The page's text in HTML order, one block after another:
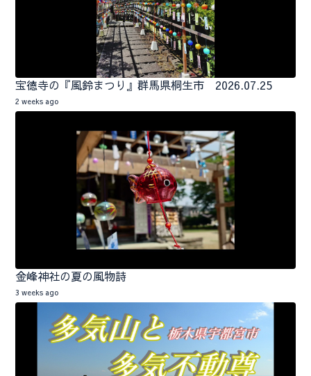
宝徳寺の『風鈴まつり』群馬県桐生市 2026.07.25
2 weeks ago
金峰神社の夏の風物詩
3 weeks ago